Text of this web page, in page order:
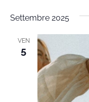
Settembre 2025
VEN
5